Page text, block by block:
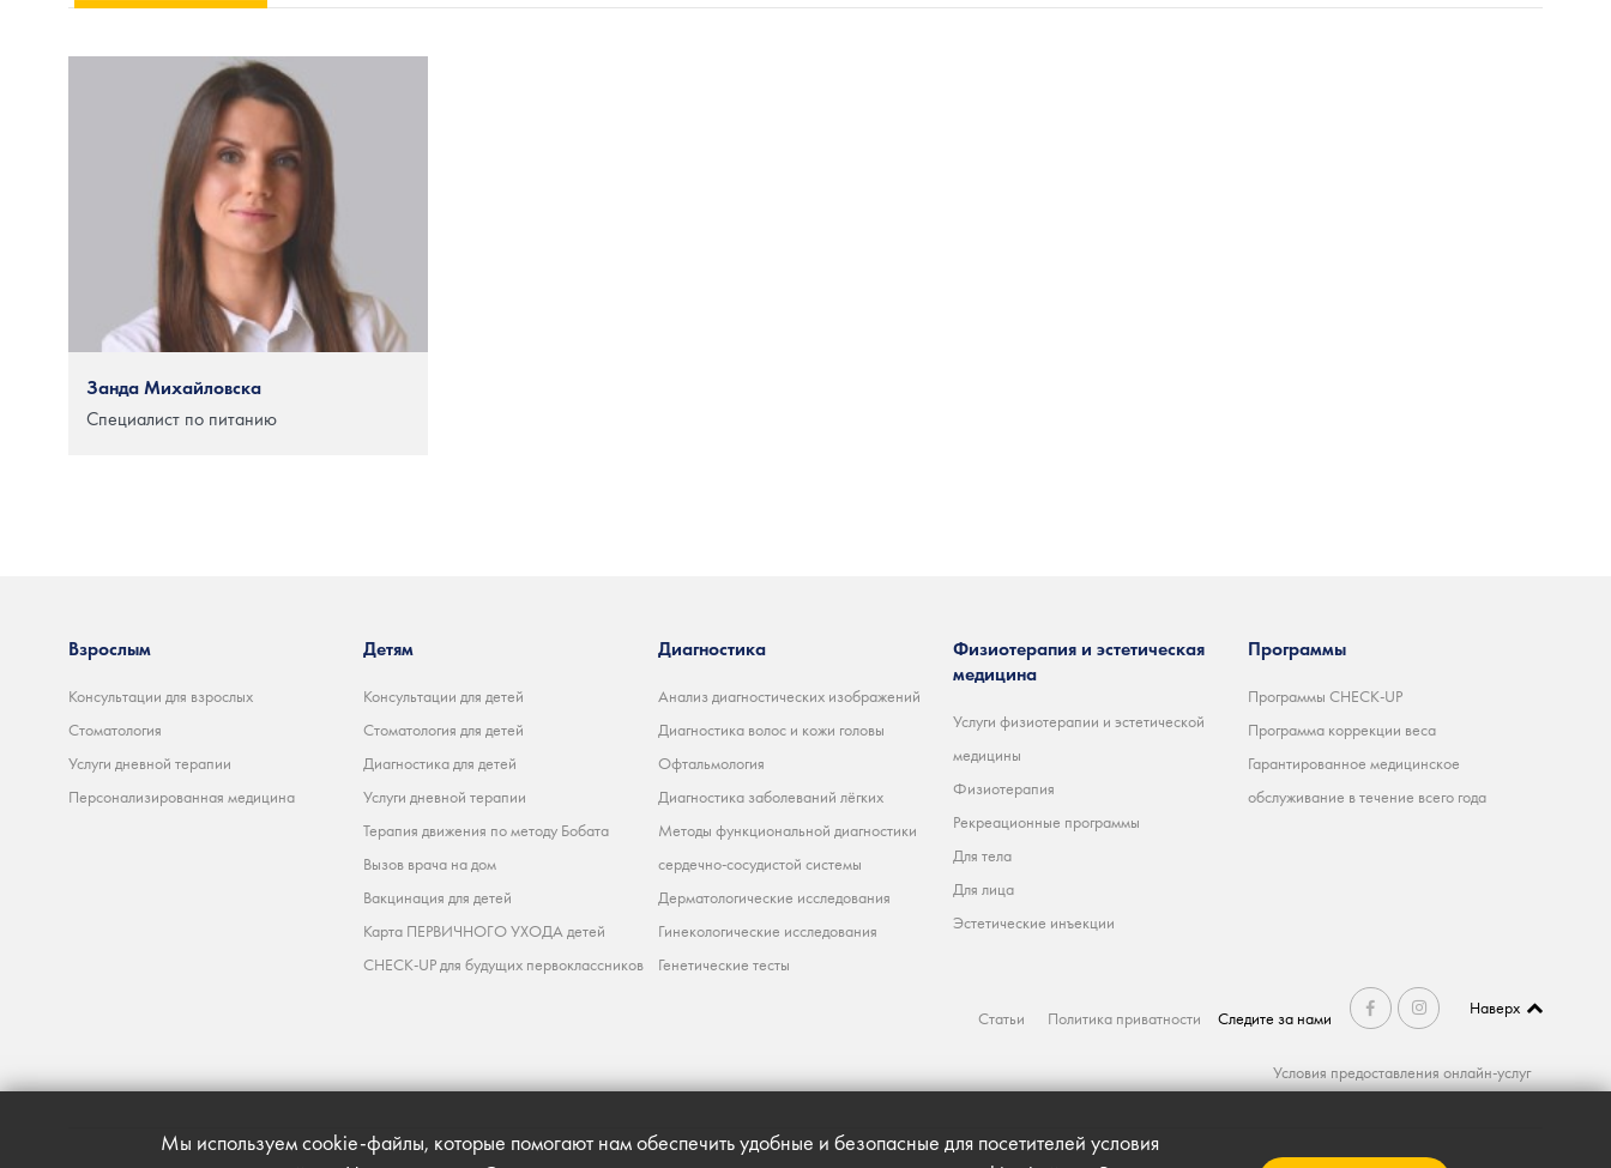
Мы используем cookie-файлы, которые помогают нам обеспечить удобные и безопасные для посетителей условия
Занда Михайловска
Специалист по питанию
Взрослым
Консультации для взрослых
Стоматология
Услуги дневной терапии
Персонализированная медицина
Детям
Консультации для детей
Стоматология для детей
Диагностика для детей
Услуги дневной терапии
Терапия движения по методу Бобата
Вызов врача на дом
Вакцинация для детей
Карта ПЕРВИЧНОГО УХОДА детей
CHECK-UP для будущих первоклассников
Диагностика
Анализ диагностических изображений
Диагностика волос и кожи головы
Офтальмология
Диагностика заболеваний лёгких
Методы функциональной диагностики
сердечно-сосудистой системы
Дерматологические исследования
Гинекологические исследования
Генетические тесты
Физиотерапия и эстетическая
медицина
Услуги физиотерапии и эстетической
медицины
Физиотерапия
Рекреационные программы
Для тела
Для лица
Эстетические инъекции
Программы
Программы CHECK-UP
Программа коррекции веса
Гарантированное медицинское
обслуживание в течение всего года
Статьи Политика приватности Следите за нами Наверх
Условия предоставления онлайн-услуг